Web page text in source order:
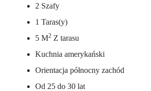
2 Szafy
1 Taras(y)
5 M2 Z tarasu
Kuchnia amerykański
Orientacja północny zachód
Od 25 do 30 lat